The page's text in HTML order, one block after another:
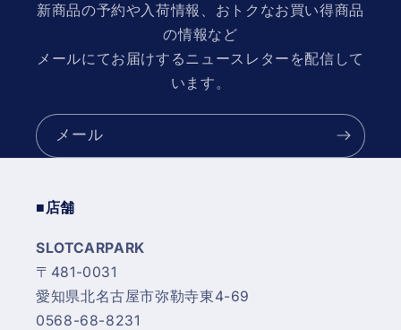
新商品の予約や入荷情報、おトクなお買い得商品
の情報など
メールにてお届けするニュースレターを配信して
います。
メール
■店舗
SLOTCARPARK
〒481-0031
愛知県北名古屋市弥勒寺東4-69
0568-68-8231